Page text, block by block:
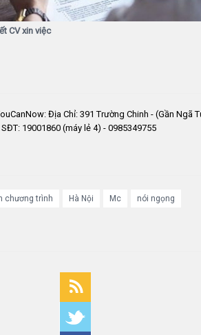
CV xin việc
Địa Chỉ: 391 Trường Chinh - (Gần Ngã
19001860 (máy lẻ 4) - 0985349755
chương trình Hà Nội Mc nói ngọng